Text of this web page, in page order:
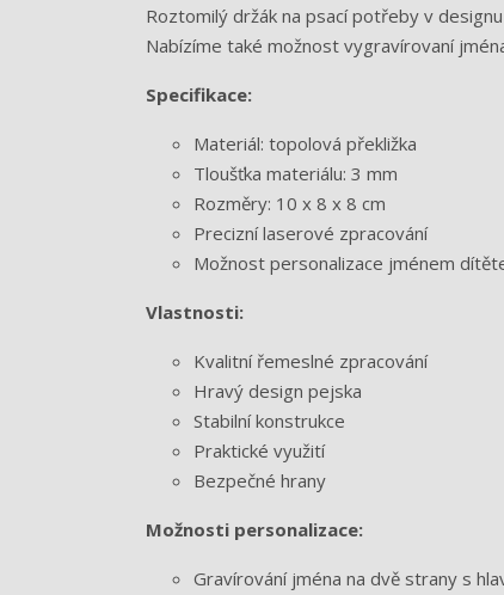
Roztomilý držák na psací potřeby v
Nabízíme také možnost vygravírovaní
Specifikace:
Materiál: topolová překližka
Tloušťka materiálu: 3 mm
Rozměry: 10 x 8 x 8 cm
Precizní laserové zpracování
Možnost personalizace jménem
Vlastnosti:
Kvalitní řemeslné zpracování
Hravý design pejska
Stabilní konstrukce
Praktické využití
Bezpečné hrany
Možnosti personalizace:
Gravírování jména na dvě strany s